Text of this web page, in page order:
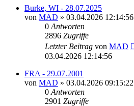
Burke, WI - 28.07.2025
von MAD » 03.04.2026 12:14:56
0 Antworten
2896 Zugriffe
Letzter Beitrag von MAD
03.04.2026 12:14:56
FRA - 29.07.2001
von MAD » 03.04.2026 09:15:22
0 Antworten
2901 Zugriffe